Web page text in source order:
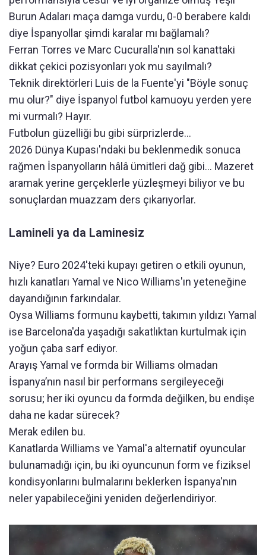
Burun Adaları maça damga vurdu, 0-0 berabere kaldı
diye İspanyollar şimdi karalar mı bağlamalı?
Ferran Torres ve Marc Cucuralla'nın sol kanattaki
dikkat çekici pozisyonları yok mu sayılmalı?
Teknik direktörleri Luis de la Fuente'yi "Böyle sonuç
mu olur?" diye İspanyol futbol kamuoyu yerden yere
mi vurmalı? Hayır.
Futbolun güzelliği bu gibi sürprizlerde...
2026 Dünya Kupası'ndaki bu beklenmedik sonuca
rağmen İspanyolların hâlâ ümitleri dağ gibi… Mazeret
aramak yerine gerçeklerle yüzleşmeyi biliyor ve bu
sonuçlardan muazzam ders çıkarıyorlar.
Lamineli ya da Laminesiz
Niye? Euro 2024'teki kupayı getiren o etkili oyunun,
hızlı kanatları Yamal ve Nico Williams'ın yeteneğine
dayandığının farkındalar.
Oysa Williams formunu kaybetti, takımın yıldızı Yamal
ise Barcelona'da yaşadığı sakatlıktan kurtulmak için
yoğun çaba sarf ediyor.
Arayış Yamal ve formda bir Williams olmadan
İspanya’nın nasıl bir performans sergileyeceği
sorusu; her iki oyuncu da formda değilken, bu endişe
daha ne kadar sürecek?
Merak edilen bu.
Kanatlarda Williams ve Yamal'a alternatif oyuncular
bulunamadığı için, bu iki oyuncunun form ve fiziksel
kondisyonlarını bulmalarını beklerken İspanya'nın
neler yapabileceğini yeniden değerlendiriyor.